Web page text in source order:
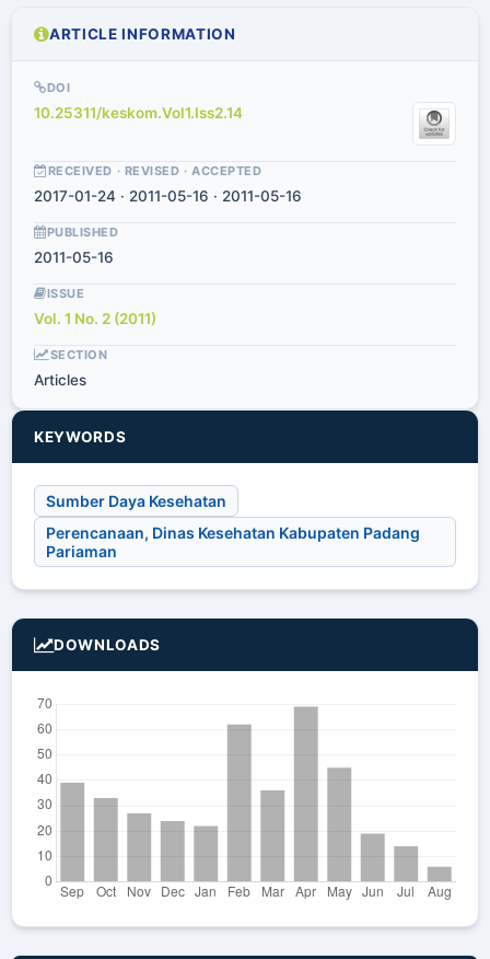
ARTICLE INFORMATION
DOI
10.25311/keskom.Vol1.Iss2.14
RECEIVED · REVISED · ACCEPTED
2017-01-24 · 2011-05-16 · 2011-05-16
PUBLISHED
2011-05-16
ISSUE
Vol. 1 No. 2 (2011)
SECTION
Articles
KEYWORDS
Sumber Daya Kesehatan
Perencanaan, Dinas Kesehatan Kabupaten Padang
Pariaman
DOWNLOADS